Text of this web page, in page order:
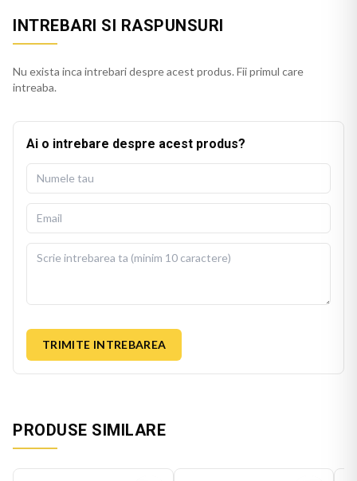
INTREBARI SI RASPUNSURI
Nu exista inca intrebari despre acest produs. Fii primul care
intreaba.
Ai o intrebare despre acest produs?
TRIMITE INTREBAREA
PRODUSE SIMILARE